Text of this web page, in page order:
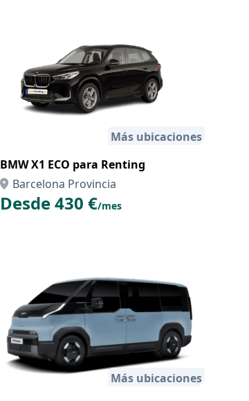
Más ubicaciones
BMW X1 ECO para Renting
Barcelona Provincia
Desde 430 €/mes
Más ubicaciones